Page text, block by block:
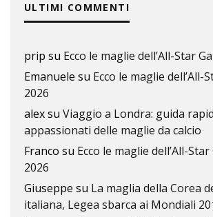
ULTIMI COMMENTI
prip su Ecco le maglie dell’All-Star
Emanuele su Ecco le maglie dell’All-
2026
alexsu Viaggio a Londra: guida
appassionati delle maglie da calcio
Franco su Ecco le maglie dell’All-
2026
Giuseppe su La maglia della Corea
italiana, Legea sbarca ai Mondiali